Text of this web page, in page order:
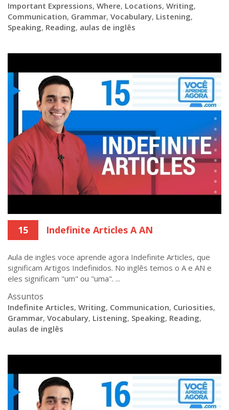
Important Expressions, Where, Locations, Writing,
Communication, Grammar, Vocabulary, Listening,
Speaking, Reading, aulas de inglês
15 Indefinite Articles A AN
Aula de ingles voce aprende agora Indefinite Articles, que
significam Artigos Indefinidos. No inglês temos o A e AN e
eles significam "um" ou "uma". ...
Assuntos
Indefinite Articles, Writing, Communication, Curiosities,
Grammar, Vocabulary, Listening, Speaking, Reading,
aulas de inglês